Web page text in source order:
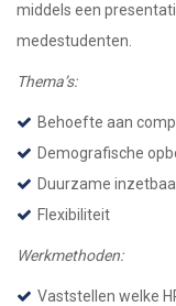
middels een
medestudenten.
Thema’s:
Behoefte aan
Demografische
Duurzame
Flexibiliteit
Werkmethoden:
Vaststellen welke